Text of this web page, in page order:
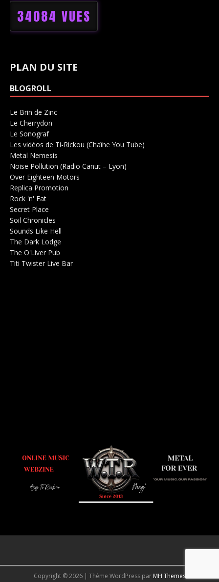
34084 VUES
PLAN DU SITE
BLOGROLL
Le Brin de Zinc
Le Cherrydon
Le SonografSalle de concerts 0
Les vidéos de Ti-Rickou (Chaîne You Tube)
Metal Nemesis
Noise Pollution (Radio Canut – Lyon)
Over Eighteen Motors
Replica Promotion
Rock 'n' Eat
Secret Place
Soil Chronicles
Sounds Like Hell
The Dark Lodge
The O'Liver Pub
Titi Twister Live Bar
Copyright © 2026 | Thème WordPress par MH Themes